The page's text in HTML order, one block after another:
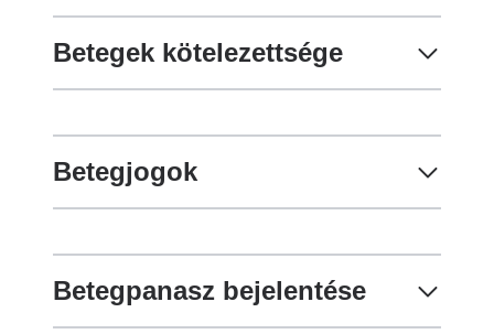
Betegek kötelezettsége
Betegjogok
Betegpanasz bejelentése